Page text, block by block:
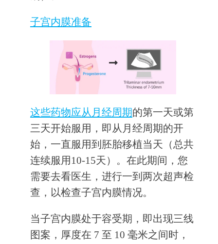
子宫内膜准备
这些药物应从月经周期的第一天或第
三天开始服用，即从月经周期的开
始，一直服用到胚胎移植当天（总共
连续服用10-15天）。在此期间，您
需要去看医生，进行一到两次超声检
查，以检查子宫内膜情况。
当子宫内膜处于容受期，即出现三线
图案，厚度在 7 至 10 毫米之间时，